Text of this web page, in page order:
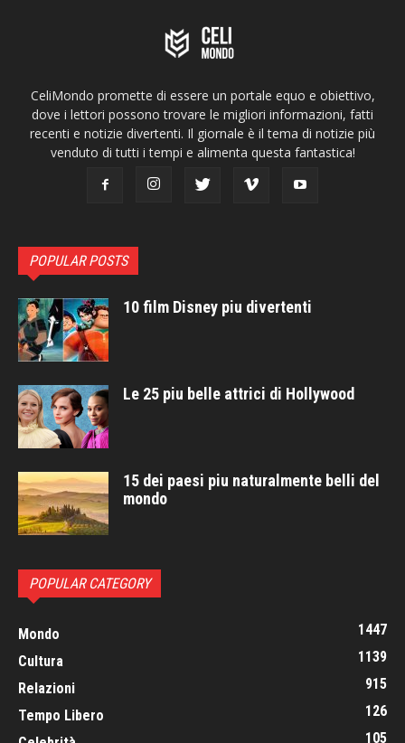
CeliMondo promette di essere un portale equo e obiettivo,
dove i lettori possono trovare le migliori informazioni, fatti
recenti e notizie divertenti. Il giornale è il tema di notizie più
venduto di tutti i tempi e alimenta questa fantastica!
POPULAR POSTS
10 film Disney piu divertenti
Le 25 piu belle attrici di Hollywood
15 dei paesi piu naturalmente belli del
mondo
POPULAR CATEGORY
Mondo
1447
Cultura
1139
Relazioni
915
Tempo Libero
126
105